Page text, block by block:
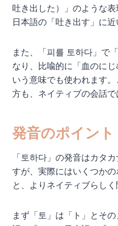
吐き出した）」のような
日本語の「吐き出す」に近
また、「피를 토하다」で
なり、比喩的に「血のに
いう意味でも使われます
方も、ネイティブの会話で
発音のポイント
「토하다」の発音はカタ
すが、実際にはいくつか
と、よりネイティブらしく
まず「토」は「ト」とそ